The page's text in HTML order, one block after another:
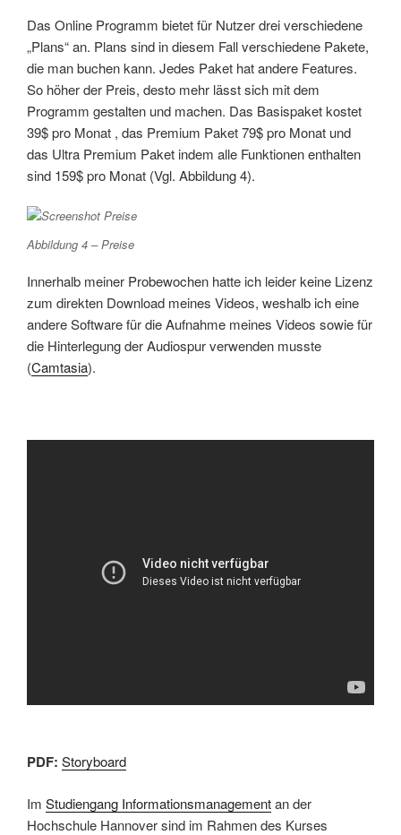
Das Online Programm bietet für Nutzer drei verschiedene
„Plans“ an. Plans sind in diesem Fall verschiedene Pakete,
die man buchen kann. Jedes Paket hat andere Features.
So höher der Preis, desto mehr lässt sich mit dem
Programm gestalten und machen. Das Basispaket kostet
39$ pro Monat , das Premium Paket 79$ pro Monat und
das Ultra Premium Paket indem alle Funktionen enthalten
sind 159$ pro Monat (Vgl. Abbildung 4).
Abbildung 4 – Preise
Innerhalb meiner Probewochen hatte ich leider keine Lizenz
zum direkten Download meines Videos, weshalb ich eine
andere Software für die Aufnahme meines Videos sowie für
die Hinterlegung der Audiospur verwenden musste
(Camtasia).
PDF: Storyboard
Im Studiengang Informationsmanagementan der
Hochschule Hannover sind im Rahmen des Kurses